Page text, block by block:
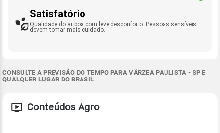
Satisfatório
Qualidade do ar boa com leve desconforto. Pessoas sensíveis
devem tomar mais cuidado.
CONSULTE A PREVISÃO DO TEMPO PARA VÁRZEA PAULISTA - SP E
QUALQUER LUGAR DO BRASIL
Conteúdos Agro